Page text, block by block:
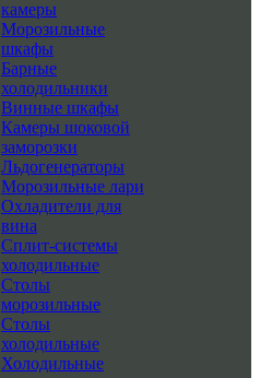
камеры
Морозильные
шкафы
Барные
холодильники
Винные шкафы
Камеры шоковой
заморозки
Льдогенераторы
Морозильные лари
Охладители для
вина
Сплит-системы
холодильные
Столы
морозильные
Столы
холодильные
Холодильные